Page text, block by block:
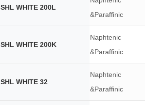
SHL WHITE 200L
&Paraffinic
SHL WHITE 200K
Naphtenic
&Paraffinic
SHL WHITE 32
Naphtenic
&Paraffinic